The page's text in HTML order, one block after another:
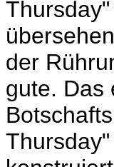
der
gute. Das